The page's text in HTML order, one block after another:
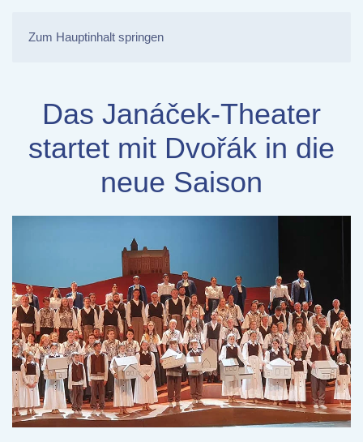
Zum Hauptinhalt springen
Das Janáček-Theater
startet mit Dvořák in die
neue Saison